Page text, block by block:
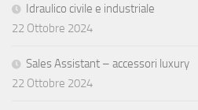
Idraulico civile e industriale
22 Ottobre 2024
Sales Assistant – accessori luxury
22 Ottobre 2024